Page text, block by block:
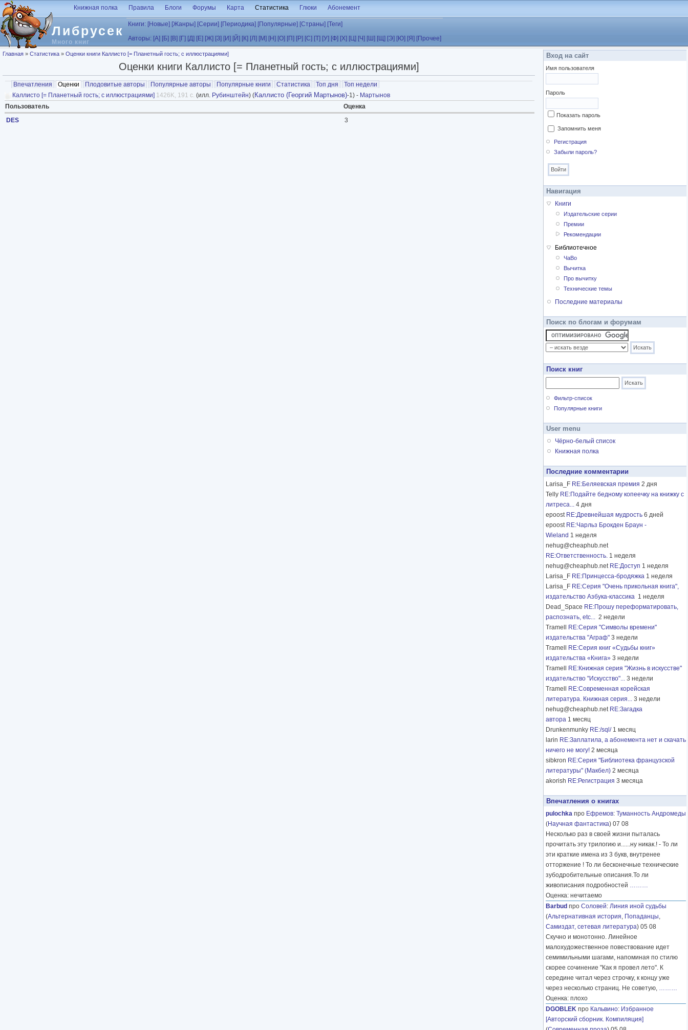
Перейти к основному содержанию
Либрусек
Много книг
Книжная полка Правила Блоги Форумы Карта Статистика Глюки Абонемент
Книги: [Новые] [Жанры] [Серии] [Периодика] [Популярные] [Страны] [Теги]
Авторы: [А] [Б] [В] [Г] [Д] [Е] [Ж] [З] [И] [Й] [К] [Л] [М] [Н] [О] [П] [Р] [С] [Т] [У] [Ф] [Х] [Ц] [Ч] [Ш] [Щ] [Э] [Ю] [Я] [Прочее]
Вы здесь
Главная » Статистика » Оценки книги Каллисто [= Планетный гость; с иллюстрациями]
Оценки книги Каллисто [= Планетный гость; с иллюстрациями]
Главные вкладки
Впечатления Оценки (активная вкладка)
Плодовитые авторы Популярные авторы Популярные книги Статистика Топ дня
Топ недели
Каллисто [= Планетный гость; с иллюстрациями] 1426K, 191 с. (илл. Рубинштейн) (Каллисто (Георгий Мартынов)-1) - Мартынов
Пользователь
Оценка
DES
3
Вход на сайт
Имя пользователя
Пароль
Показать пароль
Запомнить меня
Регистрация
Забыли пароль?
Навигация
Книги
Издательские серии
Премии
Рекомендации
Библиотечное
ЧаВо
Вычитка
Про вычитку
Технические темы
Последние материалы
Поиск по блогам и форумам
Поиск книг
Фильтр-список
Популярные книги
User menu
Чёрно-белый список
Книжная полка
Последние комментарии
Larisa_F RE:Беляевская премия 2 дня
Telly RE:Подайте бедному копеечку на книжку с
литреса... 4 дня
epoost RE:Древнейшая мудрость 6 дней
epoost RE:Чарльз Брокден Браун -
Wieland 1 неделя
nehug@cheaphub.net
RE:Ответственность. 1 неделя
nehug@cheaphub.net RE:Доступ 1 неделя
Larisa_F RE:Принцесса-бродяжка 1 неделя
Larisa_F RE:Серия "Очень прикольная книга",
издательство Азбука-классика 1 неделя
Dead_Space RE:Прошу переформатировать,
распознать, etc... 2 недели
Tramell
RE:Серия "Символы времени"
издательства "Аграф" 3 недели
Tramell
RE:Серия книг «Судьбы книг»
издательства «Книга» 3 недели
Tramell
RE:Книжная серия "Жизнь в искусстве"
издательство "Искусство"... 3 недели
Tramell
RE:Современная корейская
литература. Книжная серия... 3 недели
nehug@cheaphub.net RE:Загадка
автора 1 месяц
Drunkenmunky RE:/sql/ 1 месяц
larin RE:Заплатила, а абонемента нет и скачать
ничего не могу! 2 месяца
sibkron RE:Серия "Библиотека французской
литературы" (Макбел) 2 месяца
akorish RE:Регистрация 3 месяца
Впечатления о книгах
pulochka про Ефремов: Туманность Андромеды
(Научная фантастика) 07 08
Несколько раз в своей жизни пыталась
прочитать эту трилогию и......ну никак.! - То ли
эти краткие имена из 3 букв, внутренее
отторжение ! То ли бесконечные технические
зубодробительные описания.То ли
живописания подробностей ………
Оценка: нечитаемо
Barbud про Соловей: Линия иной судьбы
(Альтернативная история, Попаданцы,
Самиздат, сетевая литература) 05 08
Скучно и монотонно. Линейное
малохудожественное повествование идет
семимильными шагами, напоминая по стилю
скорее сочинение "Как я провел лето". К
середине читал через строчку, к концу уже
через несколько страниц. Не советую, ………
Оценка: плохо
DGOBLEK про Кальвино: Избранное
[Авторский сборник. Компиляция]